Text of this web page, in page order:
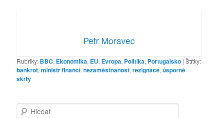
Petr Moravec
Rubriky: BBC, Ekonomika, EU, Evropa, Politika, Portugalsko |Štítky:
bankrot,ministr financí,nezaměstnanost,rezignace,úsporné
škrty